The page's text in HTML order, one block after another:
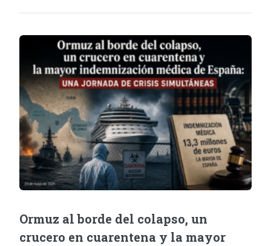
Ormuz al borde del colapso, un
crucero en cuarentena y la mayor